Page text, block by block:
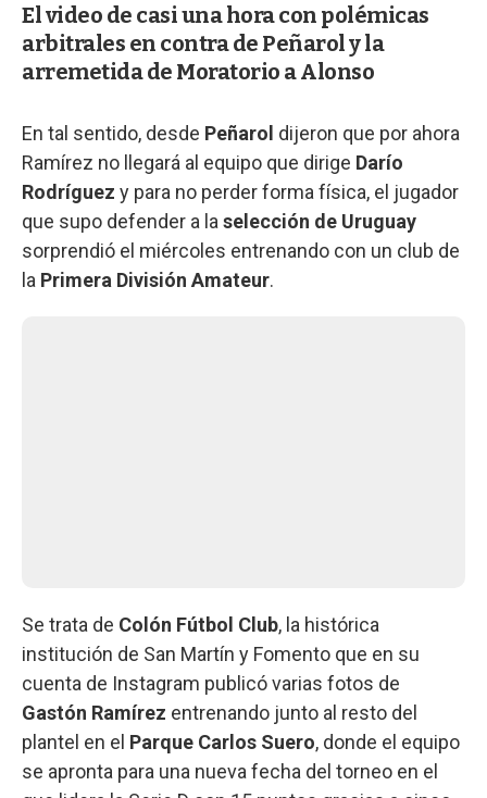
El video de casi una hora con polémicas
arbitrales en contra de Peñarol y la
arremetida de Moratorio a Alonso
En tal sentido, desde Peñarol dijeron que por ahora
Ramírez no llegará al equipo que dirige Darío
Rodríguez y para no perder forma física, el jugador
que supo defender a la selección de Uruguay
sorprendió el miércoles entrenando con un club de
la Primera División Amateur.
Se trata de Colón Fútbol Club, la histórica
institución de San Martín y Fomento que en su
cuenta de Instagram publicó varias fotos de
Gastón Ramírez entrenando junto al resto del
plantel en el Parque Carlos Suero, donde el equipo
se apronta para una nueva fecha del torneo en el